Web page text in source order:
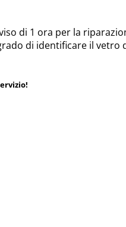
di 1 ora per la
di identificare il vetro